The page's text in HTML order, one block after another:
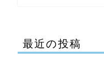
最近の投稿